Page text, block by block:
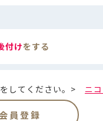
付けをする
してください。> ニ
員登録